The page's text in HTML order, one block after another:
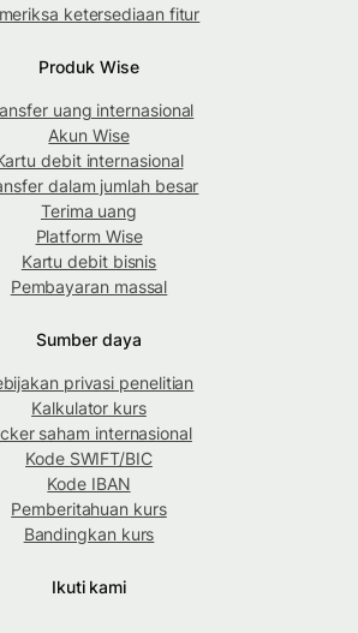
ketersediaan fitur
Produk Wise
uang internasional
Akun Wise
debit internasional
dalam jumlah besar
Terima uang
Platform Wise
Kartu debit bisnis
Pembayaran massal
Sumber daya
privasi penelitian
Kalkulator kurs
saham internasional
Kode SWIFT/BIC
Kode IBAN
Pemberitahuan kurs
Bandingkan kurs
Ikuti kami